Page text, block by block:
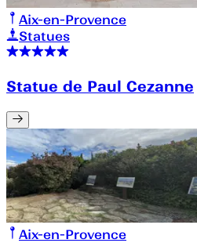
Aix-en-Provence
Statues
Statue de Paul Cezanne
Aix-en-Provence